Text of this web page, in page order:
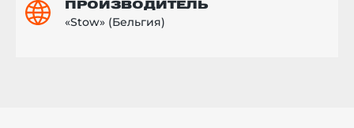
ПРОИЗВОДИТЕЛЬ
«Stow» (Бельгия)